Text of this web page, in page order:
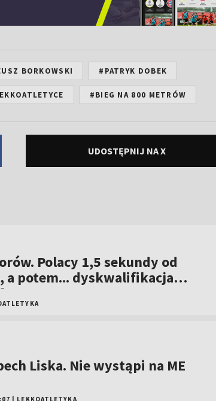
BORKOWSKI #PATRYK DOBEK
#BIEG NA 800 METRÓW
UDOSTĘPNIJ NA X
Polacy 1,5 sekundy od
a potem... dyskwalifikacja
Liska. Nie wystąpi na ME
LEKKOATLETYKA